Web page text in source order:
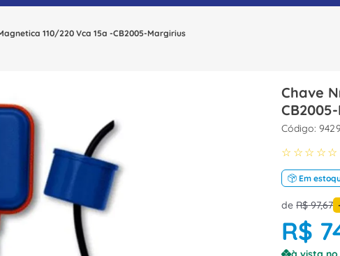
110/220 Vca 15a -CB2005-Margirius
Chave
: 9429
☆ ☆ ☆ ☆ ☆
Em
deR$ 97,67
R$